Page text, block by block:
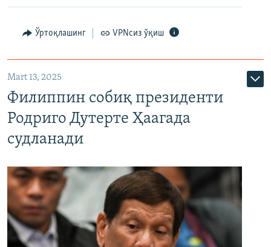
Ўртоқлашинг VPNсиз ўқиш
Mart 13, 2025
Филиппин собиқ президенти
Родриго Дутерте Ҳаагада
судланади